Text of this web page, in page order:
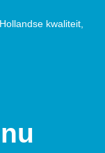
kwaliteit,